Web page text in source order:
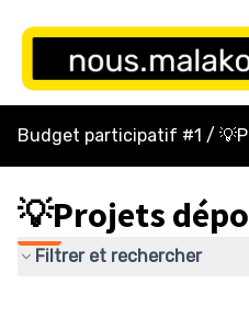
Budget participatif #1 /
💡Projets
Filtrer et rechercher